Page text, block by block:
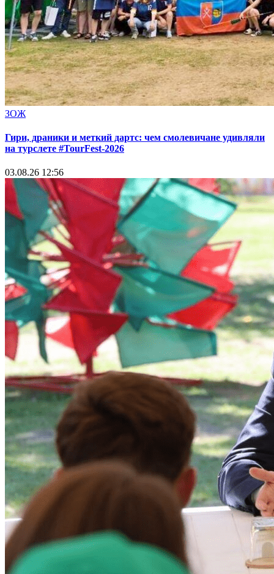
ЗОЖ
Гири, драники и меткий дартс: чем смолевичане удивляли
на турслете #TourFest-2026
03.08.26 12:56